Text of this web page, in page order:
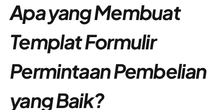
Apa yang Membuat
Templat Formulir
Permintaan Pembelian
yang Baik?